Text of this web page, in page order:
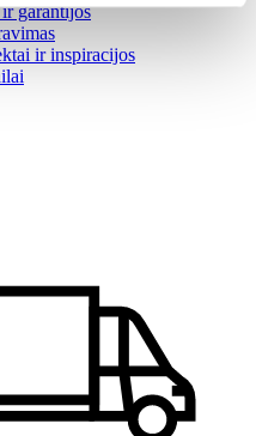
garantijos
ir inspiracijos